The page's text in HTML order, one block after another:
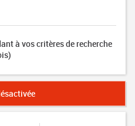
à vos critères de recherche